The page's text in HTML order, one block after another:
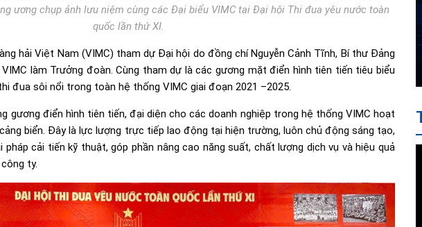
ương chụp ảnh lưu niệm cùng các Đại biểu VIMC tại Đại hội Thi đua yêu nước toàn
quốc lần thứ XI.
hải Việt Nam (VIMC) tham dự Đại hội do đồng chí Nguyễn Cảnh Tĩnh, Bí thư Đảng
làm Trưởng đoàn. Cùng tham dự là các gương mặt điển hình tiên tiến tiêu biểu
đua sôi nổi trong toàn hệ thống VIMC giai đoạn 2021 –2025.
gương điển hình tiên tiến, đại diện cho các doanh nghiệp trong hệ thống VIMC hoạt
biển. Đây là lực lượng trực tiếp lao động tại hiện trường, luôn chủ động sáng tạo,
pháp cải tiến kỹ thuật, góp phần nâng cao năng suất, chất lượng dịch vụ và hiệu quả
ty.